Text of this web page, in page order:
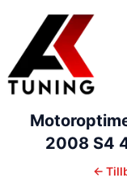
2008 S4
←